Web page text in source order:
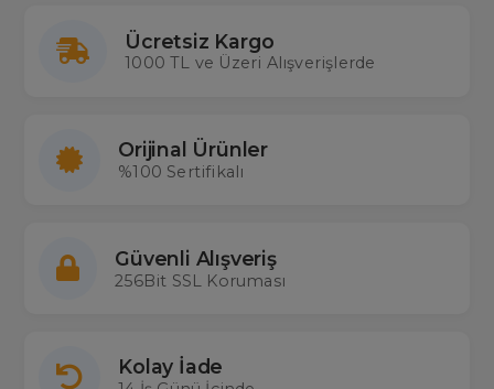
Ücretsiz Kargo
1000 TL ve Üzeri Alışverişlerde
Orijinal Ürünler
%100 Sertifikalı
Güvenli Alışveriş
256Bit SSL Koruması
Kolay İade